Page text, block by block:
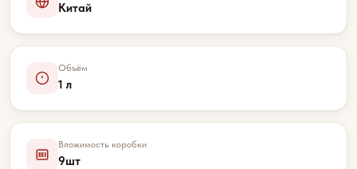
Китай
Объём
1 л
Вложимость коробки
9шт